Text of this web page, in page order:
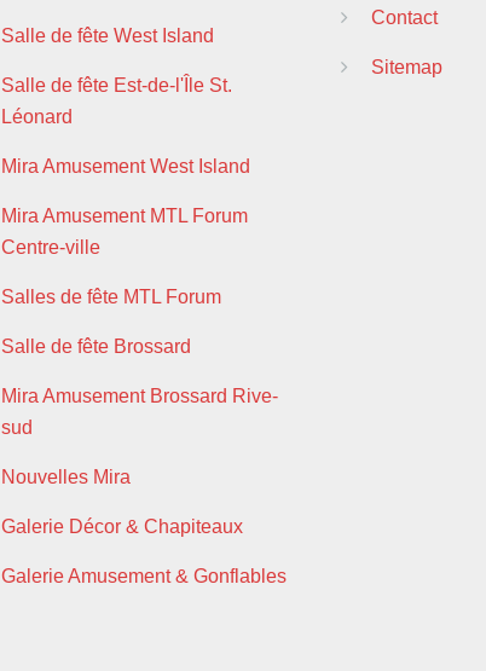
Salle de fête West Island
Salle de fête Est-de-l'Île St.
Léonard
Mira Amusement West Island
Mira Amusement MTL Forum
Centre-ville
Salles de fête MTL Forum
Salle de fête Brossard
Mira Amusement Brossard Rive-
sud
Nouvelles Mira
Galerie Décor & Chapiteaux
Galerie Amusement & Gonflables
Contact
Sitemap